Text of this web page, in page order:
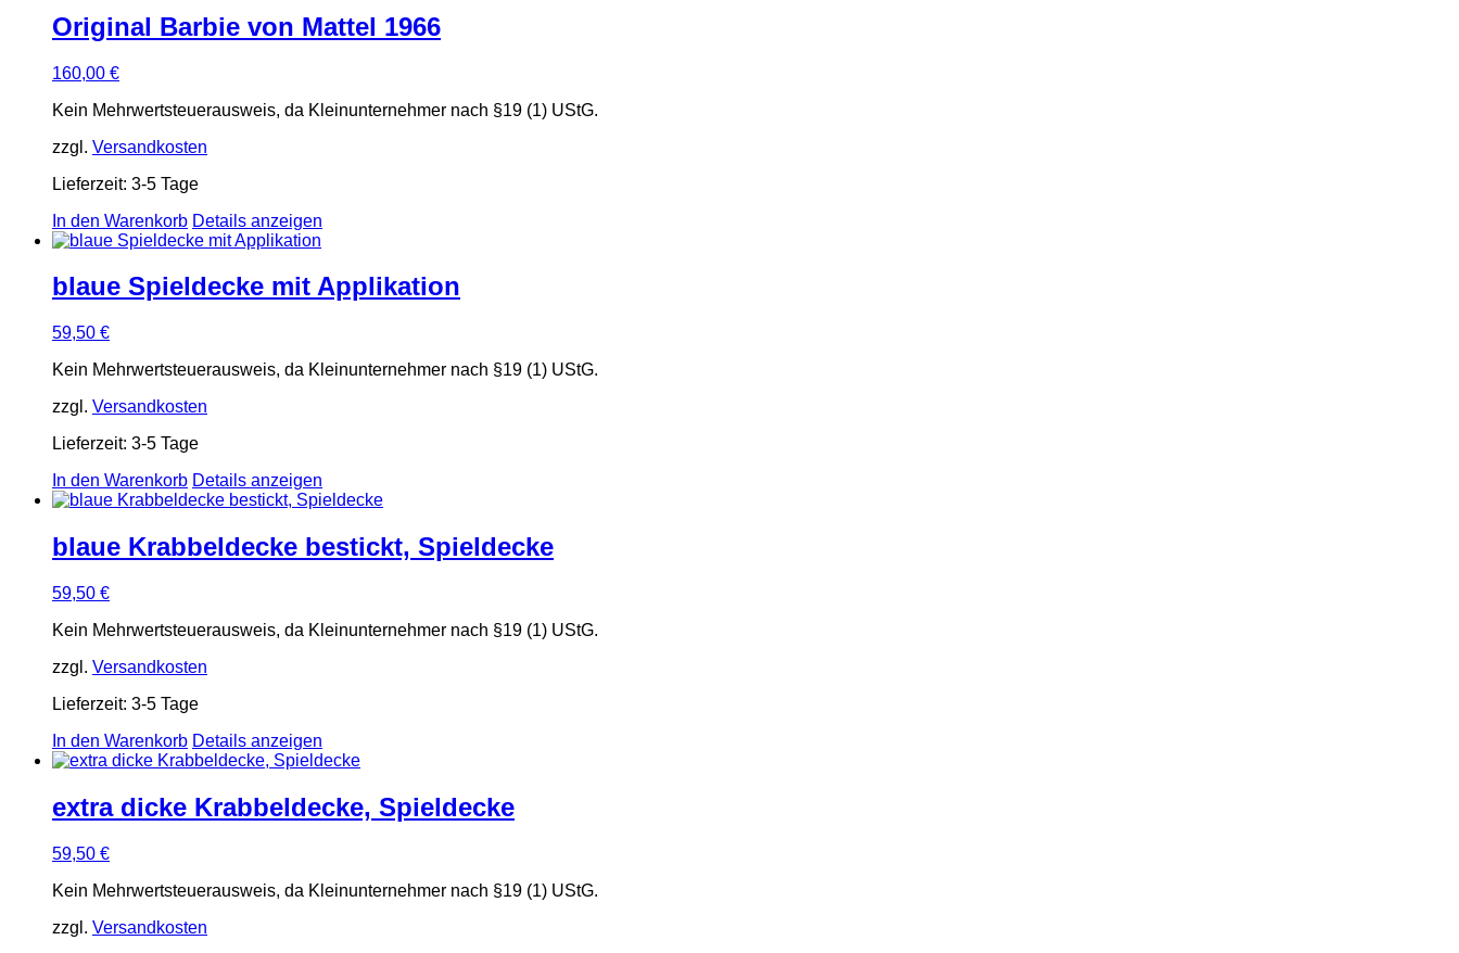
Original Barbie von Mattel 1966
160,00 €
Kein Mehrwertsteuerausweis, da Kleinunternehmer nach §19 (1) UStG.
zzgl. Versandkosten
Lieferzeit: 3-5 Tage
In den Warenkorb Details anzeigen
blaue Spieldecke mit Applikation
59,50 €
Kein Mehrwertsteuerausweis, da Kleinunternehmer nach §19 (1) UStG.
zzgl. Versandkosten
Lieferzeit: 3-5 Tage
In den Warenkorb Details anzeigen
blaue Krabbeldecke bestickt, Spieldecke
59,50 €
Kein Mehrwertsteuerausweis, da Kleinunternehmer nach §19 (1) UStG.
zzgl. Versandkosten
Lieferzeit: 3-5 Tage
In den Warenkorb Details anzeigen
extra dicke Krabbeldecke, Spieldecke
59,50 €
Kein Mehrwertsteuerausweis, da Kleinunternehmer nach §19 (1) UStG.
zzgl. Versandkosten